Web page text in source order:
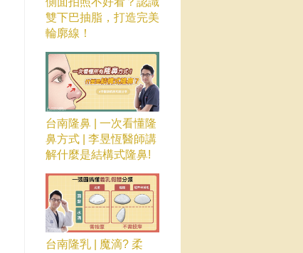
雙下巴抽脂，打造完美
輪廓線！
台南隆鼻 | 一次看懂隆
鼻方式 | 李昱恆醫師講
解什麼是結構式隆鼻!
台南隆乳 | 魔滴? 柔